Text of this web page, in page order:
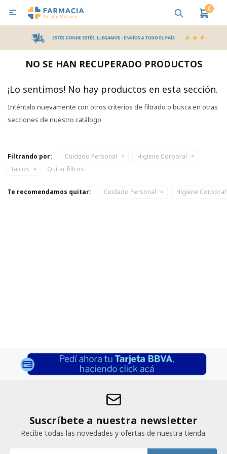
0

NO SE HAN RECUPERADO PRODUCTOS
¡Lo sentimos! No hay productos en esta sección.
Inténtalo nuevamente con otros criterios de filtrado o busca en otras
secciones de nuestro catálogo.
Filtrando por: Cuidado Personal
Higiene Corporal
Talcos
Quitar filtros
Te recomendamos quitar: Cuidado Personal Higiene Corporal
Suscríbete a nuestra newsletter
Recibe todas las novedades y ofertas de nuestra tienda.
MI CUENTA
Bebes y Maternidad Salud
Pañales y Toallitas
Lactancia y Nutrición
Higiene y Bienestar